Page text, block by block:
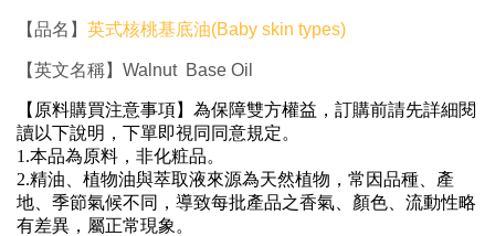
【品名】 英式核桃基底油(Baby skin types)
【英文名稱】Walnut Base Oil
【原料購買注意事項】為保障雙方權益，訂購前請先詳細閱
讀以下說明，下單即視同同意規定。
1.本品為原料，非化粧品。
2.精油、植物油與萃取液來源為天然植物，常因品種、產
地、季節氣候不同，導致每批產品之香氣、顏色、流動性略
有差異，屬正常現象。